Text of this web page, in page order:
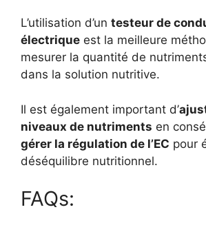
L’utilisation d’un testeur de
électrique est la meilleure
mesurer la quantité de
dans la solution nutritive.
Il est également important d’
niveaux de nutriments en
gérer la régulation de l’EC pour
déséquilibre nutritionnel.
FAQs: